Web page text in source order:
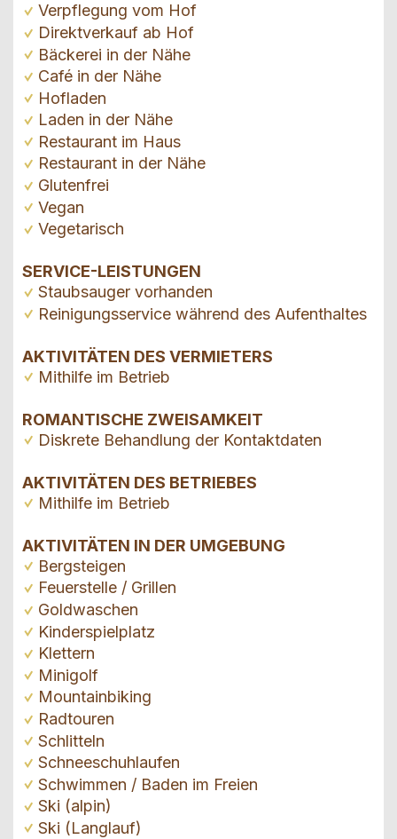
Verpflegung vom Hof
Direktverkauf ab Hof
Bäckerei in der Nähe
Café in der Nähe
Hofladen
Laden in der Nähe
Restaurant im Haus
Restaurant in der Nähe
Glutenfrei
Vegan
Vegetarisch
SERVICE-LEISTUNGEN
Staubsauger vorhanden
Reinigungsservice während des Aufenthaltes
AKTIVITÄTEN DES VERMIETERS
Mithilfe im Betrieb
ROMANTISCHE ZWEISAMKEIT
Diskrete Behandlung der Kontaktdaten
AKTIVITÄTEN DES BETRIEBES
Mithilfe im Betrieb
AKTIVITÄTEN IN DER UMGEBUNG
Bergsteigen
Feuerstelle / Grillen
Goldwaschen
Kinderspielplatz
Klettern
Minigolf
Mountainbiking
Radtouren
Schlitteln
Schneeschuhlaufen
Schwimmen / Baden im Freien
Ski (alpin)
Ski (Langlauf)